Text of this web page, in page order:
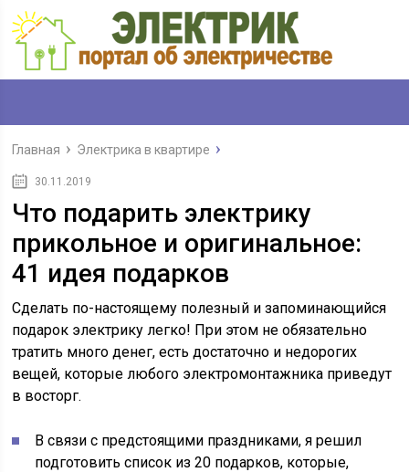
Главная Электрика в квартире
30.11.2019
Что подарить электрику
прикольное и оригинальное:
41 идея подарков
Сделать по-настоящему полезный и запоминающийся
подарок электрику легко! При этом не обязательно
тратить много денег, есть достаточно и недорогих
вещей, которые любого электромонтажника приведут
в восторг.
В связи с предстоящими праздниками, я решил
подготовить список из 20 подарков, которые,